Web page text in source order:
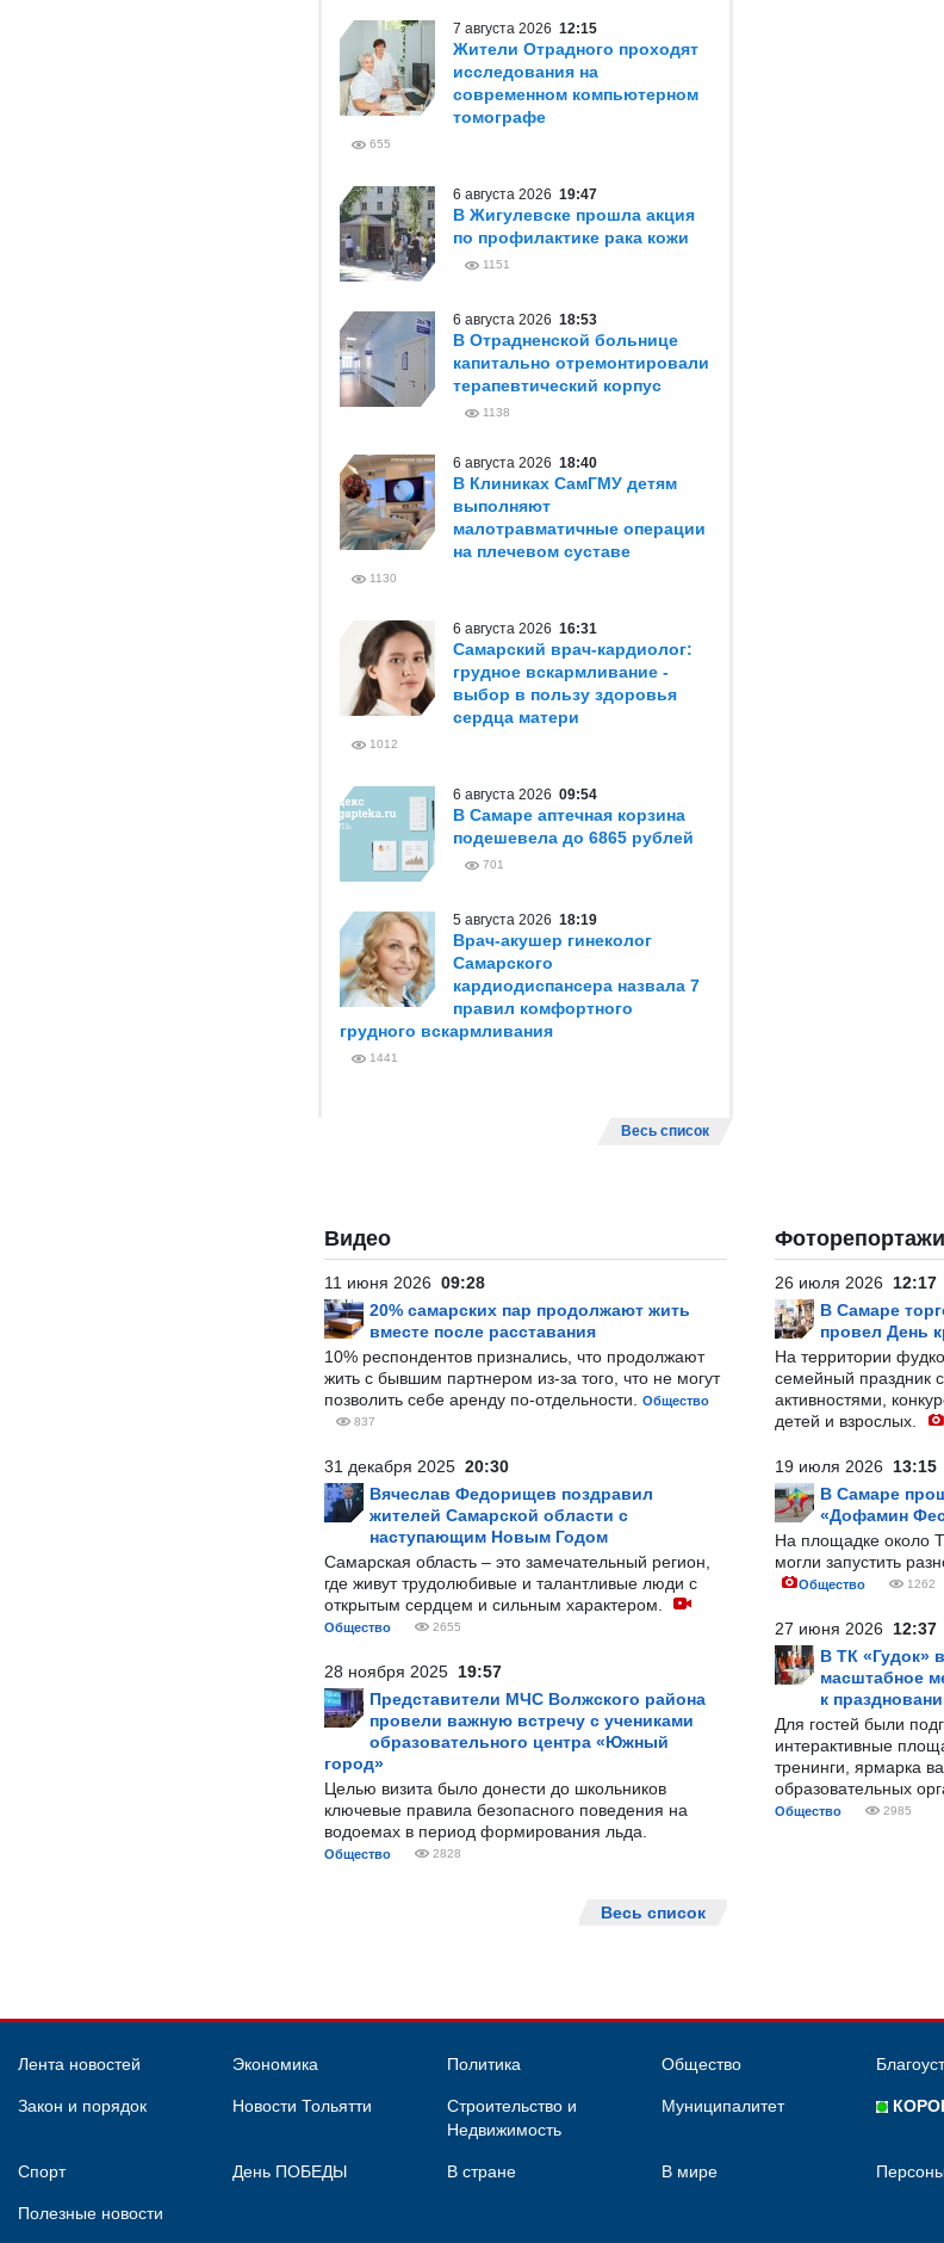
7 августа 2026 12:15
Жители Отрадного проходят
исследования на
современном компьютерном
томографе
655
6 августа 2026 19:47
В Жигулевске прошла акция
по профилактике рака кожи
1151
6 августа 2026 18:53
В Отрадненской больнице
капитально отремонтировали
терапевтический корпус
1138
6 августа 2026 18:40
В Клиниках СамГМУ детям
выполняют
малотравматичные операции
на плечевом суставе
1130
6 августа 2026 16:31
Самарский врач-кардиолог:
грудное вскармливание -
выбор в пользу здоровья
сердца матери
1012
6 августа 2026 09:54
В Самаре аптечная корзина
подешевела до 6865 рублей
701
5 августа 2026 18:19
Врач-акушер гинеколог
Самарского
кардиодиспансера назвала 7
правил комфортного
грудного вскармливания
1441
Весь список
Видео
11 июня 2026 09:28
20% самарских пар продолжают жить
вместе после расставания
10% респондентов признались, что продолжают
жить с бывшим партнером из-за того, что не могут
позволить себе аренду по-отдельности.
Общество
837
31 декабря 2025 20:30
Вячеслав Федорищев поздравил
жителей Самарской области с
наступающим Новым Годом
Самарская область – это замечательный регион,
где живут трудолюбивые и талантливые люди с
открытым сердцем и сильным характером.
Общество 2655
28 ноября 2025 19:57
Представители МЧС Волжского района
провели важную встречу с учениками
образовательного центра «Южный
город»
Целью визита было донести до школьников
ключевые правила безопасного поведения на
водоемах в период формирования льда.
Общество 2828
Весь список
Фоторепортажи
26 июля 2026 12:17
В Самаре
провел День
На территории
семейный праздник
активностями,
детей и взрослых.
19 июля 2026 13:15
В Самаре
«Дофамин
На площадке около
могли запустить
Общество 1262
27 июня 2026 12:37
В ТК «Гудок»
масштабное
к
Для гостей были
интерактивные
тренинги, ярмарка
образовательных
Общество 2985
Лента новостей Экономика Политика Общество
Закон и порядок Новости Тольятти
Строительство и
Недвижимость
Муниципалитет
Спорт День ПОБЕДЫ В стране В мире
Полезные новости